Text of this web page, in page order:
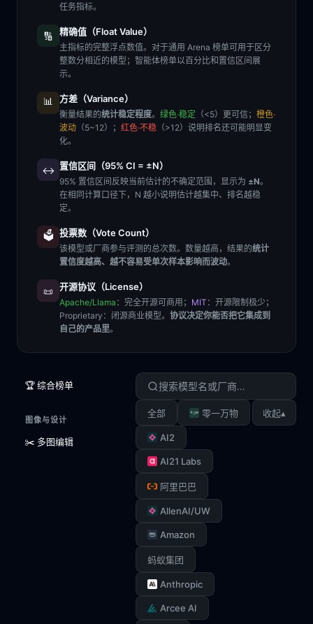
任务指标。
🔢 精确值（Float Value）
主指标的完整浮点数值。对于通用 Arena 榜单可用于区分
整数分相近的模型；智能体榜单以百分比和置信区间展
示。
📊 方差（Variance）
衡量结果的统计稳定程度。 绿色·稳定 （<5）更可信； 橙色·
波动 （5~12）； 红色·不稳 （>12）说明排名还可能明显变
化。
↔️ 置信区间（95% CI = ±N）
95% 置信区间反映当前估计的不确定范围，显示为 ±N。
在相同计算口径下，N 越小说明估计越集中、排名越稳
定。
🗳️ 投票数（Vote Count）
该模型或厂商参与评测的总次数。数量越高，结果的统计
置信度越高、越不容易受单次样本影响而波动。
📜 开源协议（License）
Apache/Llama ：完全开源可商用； MIT ：开源限制极少；
Proprietary ：闭源商业模型。 协议决定你能否把它集成到
自己的产品里。
🏆 综合榜单
图像与设计
✂️ 多图编辑
全部 零一万物
AI2
AI21 Labs
阿里巴巴
AllenAI/UW
Amazon
蚂蚁集团
Anthropic
Arcee AI
收起▴